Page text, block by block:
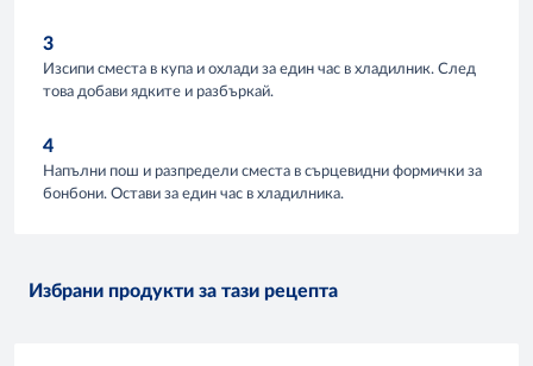
3
Изсипи сместа в купа и охлади за един час в хладилник. След
това добави ядките и разбъркай.
4
Напълни пош и разпредели сместа в сърцевидни формички за
бонбони. Остави за един час в хладилника.
Избрани продукти за тази рецепта